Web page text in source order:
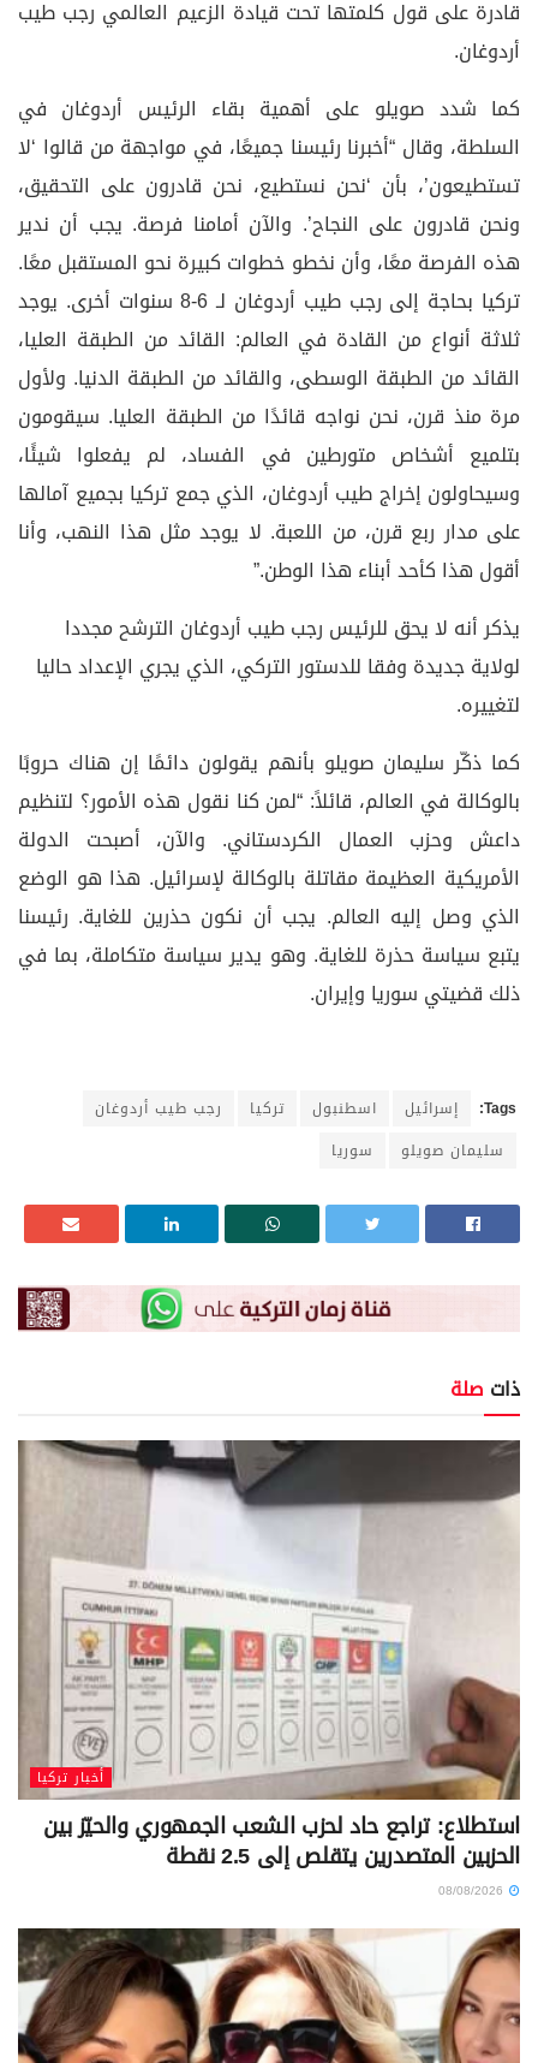
قادرة على قول كلمتها تحت قيادة الزعيم العالمي رجب طيب
أردوغان.
كما شدد صويلو على أهمية بقاء الرئيس أردوغان في
السلطة، وقال “أخبرنا رئيسنا جميعًا، في مواجهة من قالوا ‘لا
تستطيعون’، بأن ‘نحن نستطيع، نحن قادرون على التحقيق،
ونحن قادرون على النجاح’. والآن أمامنا فرصة. يجب أن ندير
هذه الفرصة معًا، وأن نخطو خطوات كبيرة نحو المستقبل معًا.
تركيا بحاجة إلى رجب طيب أردوغان لـ 6-8 سنوات أخرى. يوجد
ثلاثة أنواع من القادة في العالم: القائد من الطبقة العليا،
القائد من الطبقة الوسطى، والقائد من الطبقة الدنيا. ولأول
مرة منذ قرن، نحن نواجه قائدًا من الطبقة العليا. سيقومون
بتلميع أشخاص متورطين في الفساد، لم يفعلوا شيئًا،
وسيحاولون إخراج طيب أردوغان، الذي جمع تركيا بجميع آمالها
على مدار ربع قرن، من اللعبة. لا يوجد مثل هذا النهب، وأنا
أقول هذا كأحد أبناء هذا الوطن.”
يذكر أنه لا يحق للرئيس رجب طيب أردوغان الترشح مجددا
لولاية جديدة وفقا للدستور التركي، الذي يجري الإعداد حاليا
لتغييره.
كما ذكّر سليمان صويلو بأنهم يقولون دائمًا إن هناك حروبًا
بالوكالة في العالم، قائلاً: “لمن كنا نقول هذه الأمور؟ لتنظيم
داعش وحزب العمال الكردستاني. والآن، أصبحت الدولة
الأمريكية العظيمة مقاتلة بالوكالة لإسرائيل. هذا هو الوضع
الذي وصل إليه العالم. يجب أن نكون حذرين للغاية. رئيسنا
يتبع سياسة حذرة للغاية. وهو يدير سياسة متكاملة، بما في
ذلك قضيتي سوريا وإيران.
Tags: إسرائيل اسطنبول تركيا
رجب طيب أردوغان
سليمان صويلو
سوريا
ذات صلة
أخبار تركيا
استطلاع: تراجع حاد لحزب الشعب الجمهوري والحيّز بين
الحزبين المتصدرين يتقلص إلى 2.5 نقطة